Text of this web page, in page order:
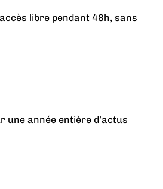
libre pendant 48h, sans
une année entière d’actus